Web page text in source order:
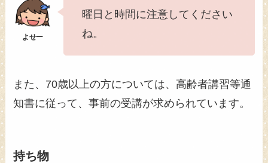
曜日と時間に注意してください
ね。
また、70歳以上の方については、高齢者講習等通
知書に従って、事前の受講が求められています。
持ち物